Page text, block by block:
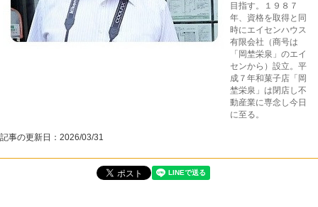
目指す。１９８７
年、資格を取得と同
時にエイセンハウス
有限会社（商号は
「岡埜栄泉」のエイ
センから）設立。平
成７年和菓子店「岡
埜栄泉」は閉店し不
動産業に専念し今日
に至る。
記事の更新日： 2026/03/31